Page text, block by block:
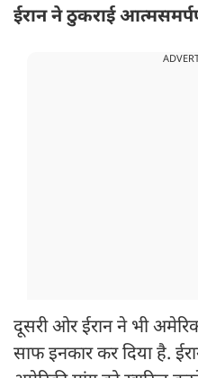
ईरान ने ठुकराई
दूसरी ओर ईरान ने भी
साफ इनकार कर दिया है.